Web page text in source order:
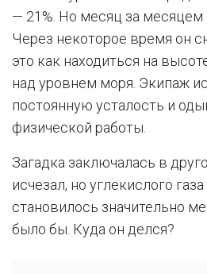
— 21%. Но месяц за месяцем
Через некоторое время он
это как находиться на
над уровнем моря. Экипаж
постоянную усталость и
физической работы.
Загадка заключалась в
исчезал, но углекислого
становилось значительно
было бы. Куда он делся?